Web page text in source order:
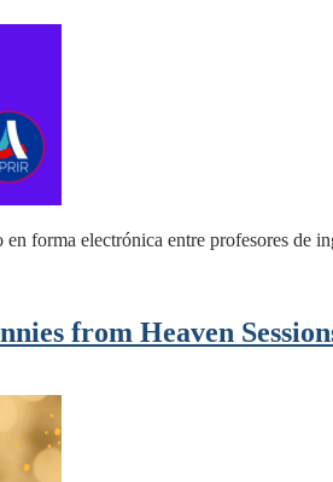
forma electrónica entre profesores
from Heaven